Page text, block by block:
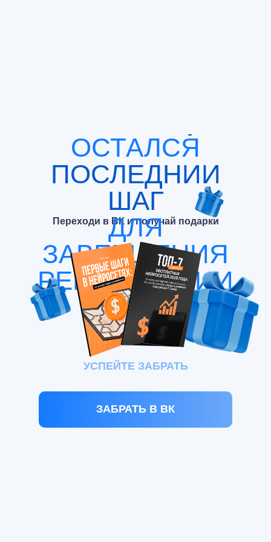
Переходи в ВК и получай подарки
ОСТАЛСЯ
ПОСЛЕДНИИ
ШАГ
ДЛЯ
ЗАВЕРШЕНИЯ
РЕГИСТРАЦИИ
ЗАБРАТЬ В ВК
УСПЕЙТЕ ЗАБРАТЬ